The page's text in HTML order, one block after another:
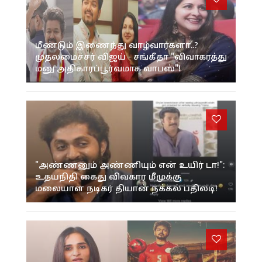
மீண்டும் இணைந்து வாழ்வார்களா..?
முதலமைச்சர் விஜய் - சங்கீதா "விவாகரத்து
மனு அதிகாரப்பூர்வமாக வாபஸ்"!
"அண்ணனும் அண்ணியும் என் உயிர் டா!":
உதயநிதி கைது விவகார மீமுக்கு
மலையாள நடிகர் தியான் நக்கல் பதிலடி!